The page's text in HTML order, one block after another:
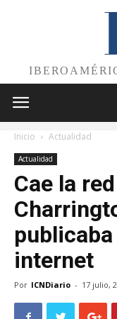
Inicio Actualidad
Actualidad
Cae la
internet
Por ICNDiario - 17 julio,